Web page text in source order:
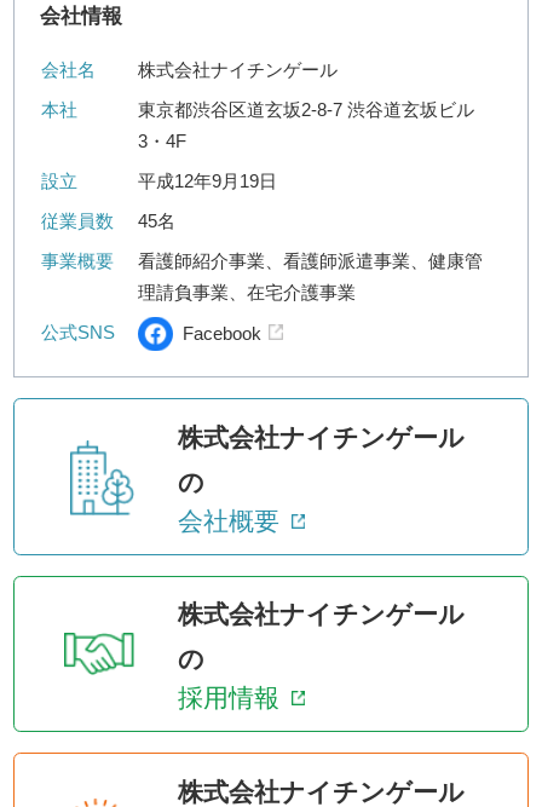
会社情報
会社名
株式会社ナイチンゲール
本社
東京都渋谷区道玄坂2-8-7 渋谷道玄坂ビル
3・4F
設立
平成12年9月19日
従業員数
45名
事業概要
看護師紹介事業、看護師派遣事業、健康管
理請負事業、在宅介護事業
公式SNS
Facebook
株式会社ナイチンゲール
の
会社概要
株式会社ナイチンゲール
の
採用情報
株式会社ナイチンゲール